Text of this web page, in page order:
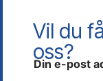
Vil du
oss?
Din e-post